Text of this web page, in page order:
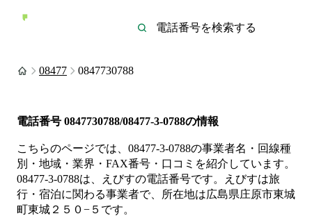
08477 0847730788
電話番号 0847730788/08477-3-0788の情報
こちらのページでは、 08477-3-0788の事業者名・回線種
別・地域・業界・FAX番号・口コミを紹介しています。
08477-3-0788は、 えびすの電話番号です。 えびすは旅
行・宿泊に関わる事業者で、所在地は広島県庄原市東城
町東城２５０−５ です。